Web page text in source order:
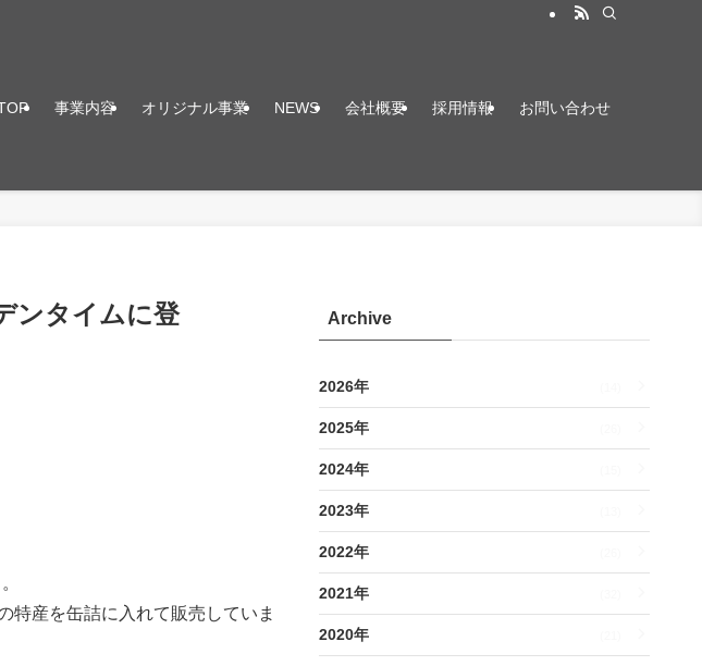
事業内容 オリジナル事業 NEWS 会社概要 採用情報 お問い合わせ
ンタイムに登
特産を缶詰に入れて販売していま
Archive
2026年
2025年
2024年
2023年
2022年
2021年
2020年